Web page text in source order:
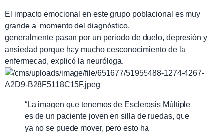
El impacto emocional en este grupo poblacional es muy
grande al momento del diagnóstico,
generalmente pasan por un periodo de duelo, depresión y
ansiedad porque hay mucho desconocimiento de la
enfermedad, explicó la neuróloga.
“La imagen que tenemos de Esclerosis Múltiple
es de un paciente joven en silla de ruedas, que
ya no se puede mover, pero esto ha